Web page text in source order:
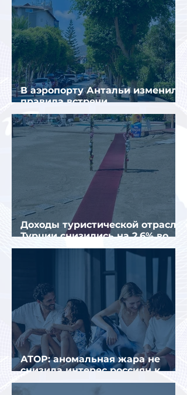
В аэропорту Антальи изменили
правила встречи
организованных туристов
Доходы туристической отрасли
Турции снизились на 2,6% во
втором квартале 2026 года
АТОР: аномальная жара не
снизила интерес россиян к
летнему отдыху в Европе